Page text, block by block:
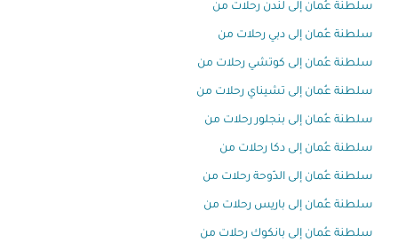
سلطنة عُمان إلى لندن رحلات من
سلطنة عُمان إلى دبي رحلات من
سلطنة عُمان إلى كوتشي رحلات من
سلطنة عُمان إلى تشيناي رحلات من
سلطنة عُمان إلى بنجلور رحلات من
سلطنة عُمان إلى دكا رحلات من
سلطنة عُمان إلى الدّوحة رحلات من
سلطنة عُمان إلى باريس رحلات من
سلطنة عُمان إلى بانكوك رحلات من